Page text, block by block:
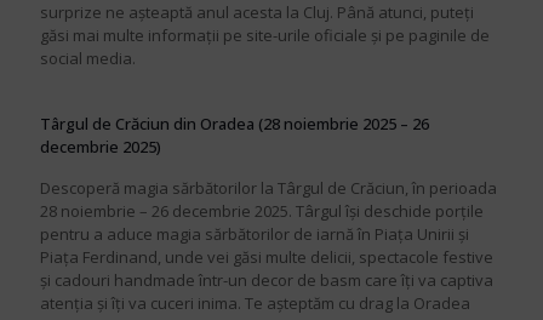
surprize ne așteaptă anul acesta la Cluj. Până atunci, puteți
găsi mai multe informații pe site-urile oficiale și pe paginile de
social media.
Târgul de Crăciun din Oradea (28 noiembrie 2025 – 26
decembrie 2025)
Descoperă magia sărbătorilor la Târgul de Crăciun, în perioada
28 noiembrie – 26 decembrie 2025. Târgul își deschide porțile
pentru a aduce magia sărbătorilor de iarnă în Piața Unirii și
Piața Ferdinand, unde vei găsi multe delicii, spectacole festive
și cadouri handmade într-un decor de basm care îți va captiva
atenția și îți va cuceri inima. Te așteptăm cu drag la Oradea